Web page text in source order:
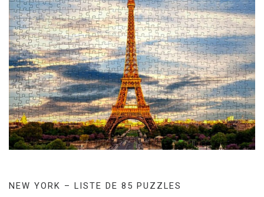
NEW YORK – LISTE DE 85 PUZZLES